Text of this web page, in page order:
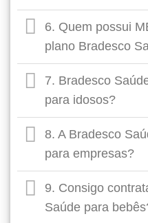
6. Quem possui
plano Bradesco
7. Bradesco
para idosos?
8. A Bradesco
para empresas?
9. Consigo
Saúde para